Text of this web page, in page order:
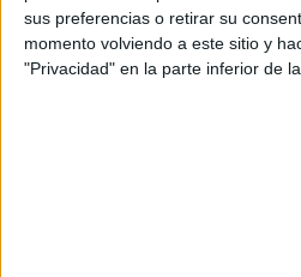
sus preferencias o retirar su
momento volviendo a este sitio y
"Privacidad" en la parte inferior de
Productora: Wild Pony
Artista CGI: Wild Pony
Agencia de medios: OMD